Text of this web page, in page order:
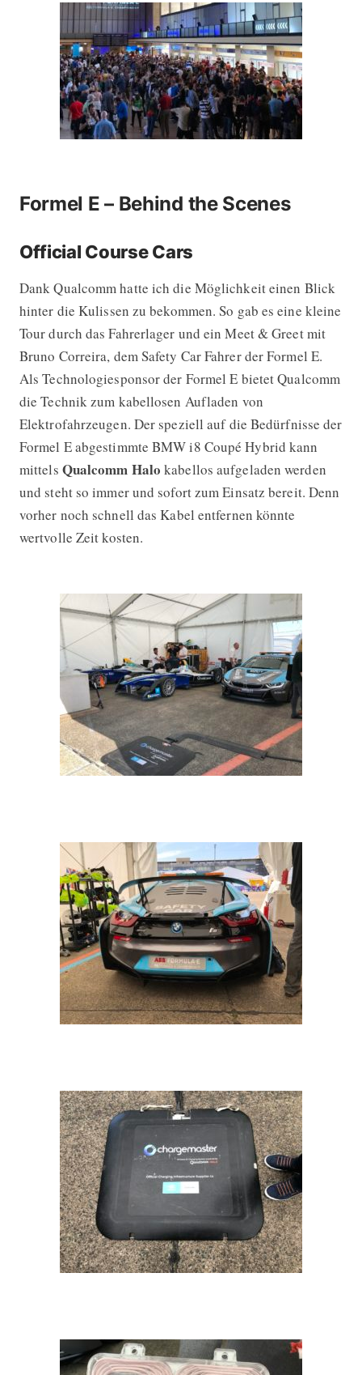
Formel E – Behind the Scenes
Official Course Cars
Dank Qualcomm hatte ich die Möglichkeit einen Blick
hinter die Kulissen zu bekommen. So gab es eine kleine
Tour durch das Fahrerlager und ein Meet & Greet mit
Bruno Correira, dem Safety Car Fahrer der Formel E.
Als Technologiesponsor der Formel E bietet Qualcomm
die Technik zum kabellosen Aufladen von
Elektrofahrzeugen. Der speziell auf die Bedürfnisse der
Formel E abgestimmte BMW i8 Coupé Hybrid kann
mittels Qualcomm Halo kabellos aufgeladen werden
und steht so immer und sofort zum Einsatz bereit. Denn
vorher noch schnell das Kabel entfernen könnte
wertvolle Zeit kosten.